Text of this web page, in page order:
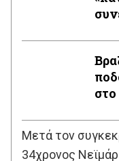
Μετά τον
34χρονος